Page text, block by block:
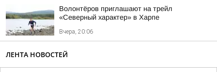
Волонтёров приглашают на трейл
«Северный характер» в Харпе
Вчера, 20:06
ЛЕНТА НОВОСТЕЙ